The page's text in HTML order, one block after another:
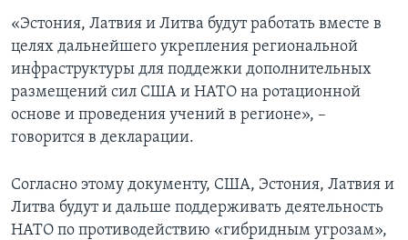
«Эстония, Латвия и Литва будут работать вместе в
целях дальнейшего укрепления региональной
инфраструктуры для поддежки дополнительных
размещений сил США и НАТО на ротационной
основе и проведения учений в регионе», –
говорится в декларации.
Согласно этому документу, США, Эстония, Латвия и
Литва будут и дальше поддерживать деятельность
НАТО по противодействию «гибридным угрозам»,